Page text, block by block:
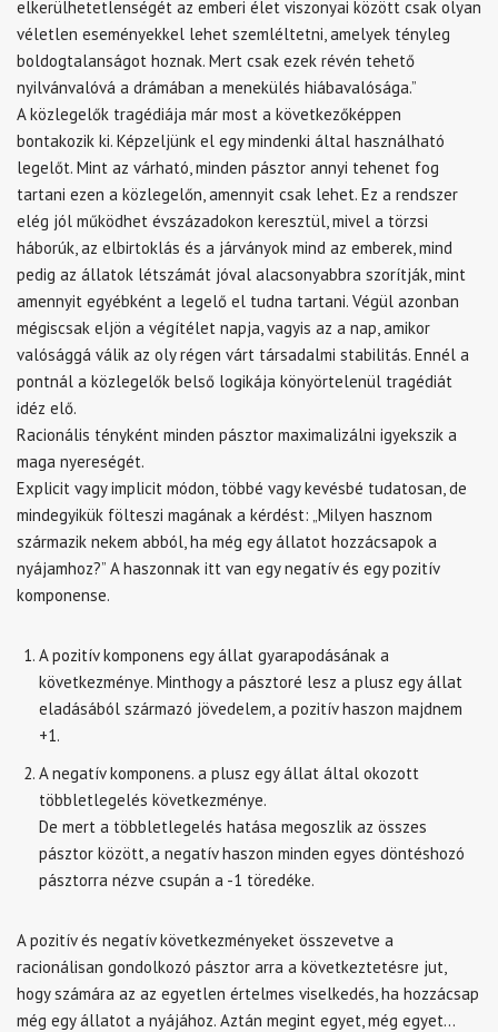
elkerülhetetlenségét az emberi élet viszonyai között csak olyan
véletlen eseményekkel lehet szemléltetni, amelyek tényleg
boldogtalanságot hoznak. Mert csak ezek révén tehető
nyilvánvalóvá a drámában a menekülés hiábavalósága.”
A közlegelők tragédiája már most a következőképpen
bontakozik ki. Képzeljünk el egy mindenki által használható
legelőt. Mint az várható, minden pásztor annyi tehenet fog
tartani ezen a közlegelőn, amennyit csak lehet. Ez a rendszer
elég jól működhet évszázadokon keresztül, mivel a törzsi
háborúk, az elbirtoklás és a járványok mind az emberek, mind
pedig az állatok létszámát jóval alacsonyabbra szorítják, mint
amennyit egyébként a legelő el tudna tartani. Végül azonban
mégiscsak eljön a végítélet napja, vagyis az a nap, amikor
valósággá válik az oly régen várt társadalmi stabilitás. Ennél a
pontnál a közlegelők belső logikája könyörtelenül tragédiát
idéz elő.
Racionális tényként minden pásztor maximalizálni igyekszik a
maga nyereségét.
Explicit vagy implicit módon, többé vagy kevésbé tudatosan, de
mindegyikük fölteszi magának a kérdést: „Milyen hasznom
származik nekem abból, ha még egy állatot hozzácsapok a
nyájamhoz?” A haszonnak itt van egy negatív és egy pozitív
komponense.
A pozitív komponens egy állat gyarapodásának a
következménye. Minthogy a pásztoré lesz a plusz egy állat
eladásából származó jövedelem, a pozitív haszon majdnem
+1.
A negatív komponens. a plusz egy állat által okozott
többletlegelés következménye.
De mert a többletlegelés hatása megoszlik az összes
pásztor között, a negatív haszon minden egyes döntéshozó
pásztorra nézve csupán a -1 töredéke.
A pozitív és negatív következményeket összevetve a
racionálisan gondolkozó pásztor arra a következtetésre jut,
hogy számára az az egyetlen értelmes viselkedés, ha hozzácsap
még egy állatot a nyájához. Aztán megint egyet, még egyet…